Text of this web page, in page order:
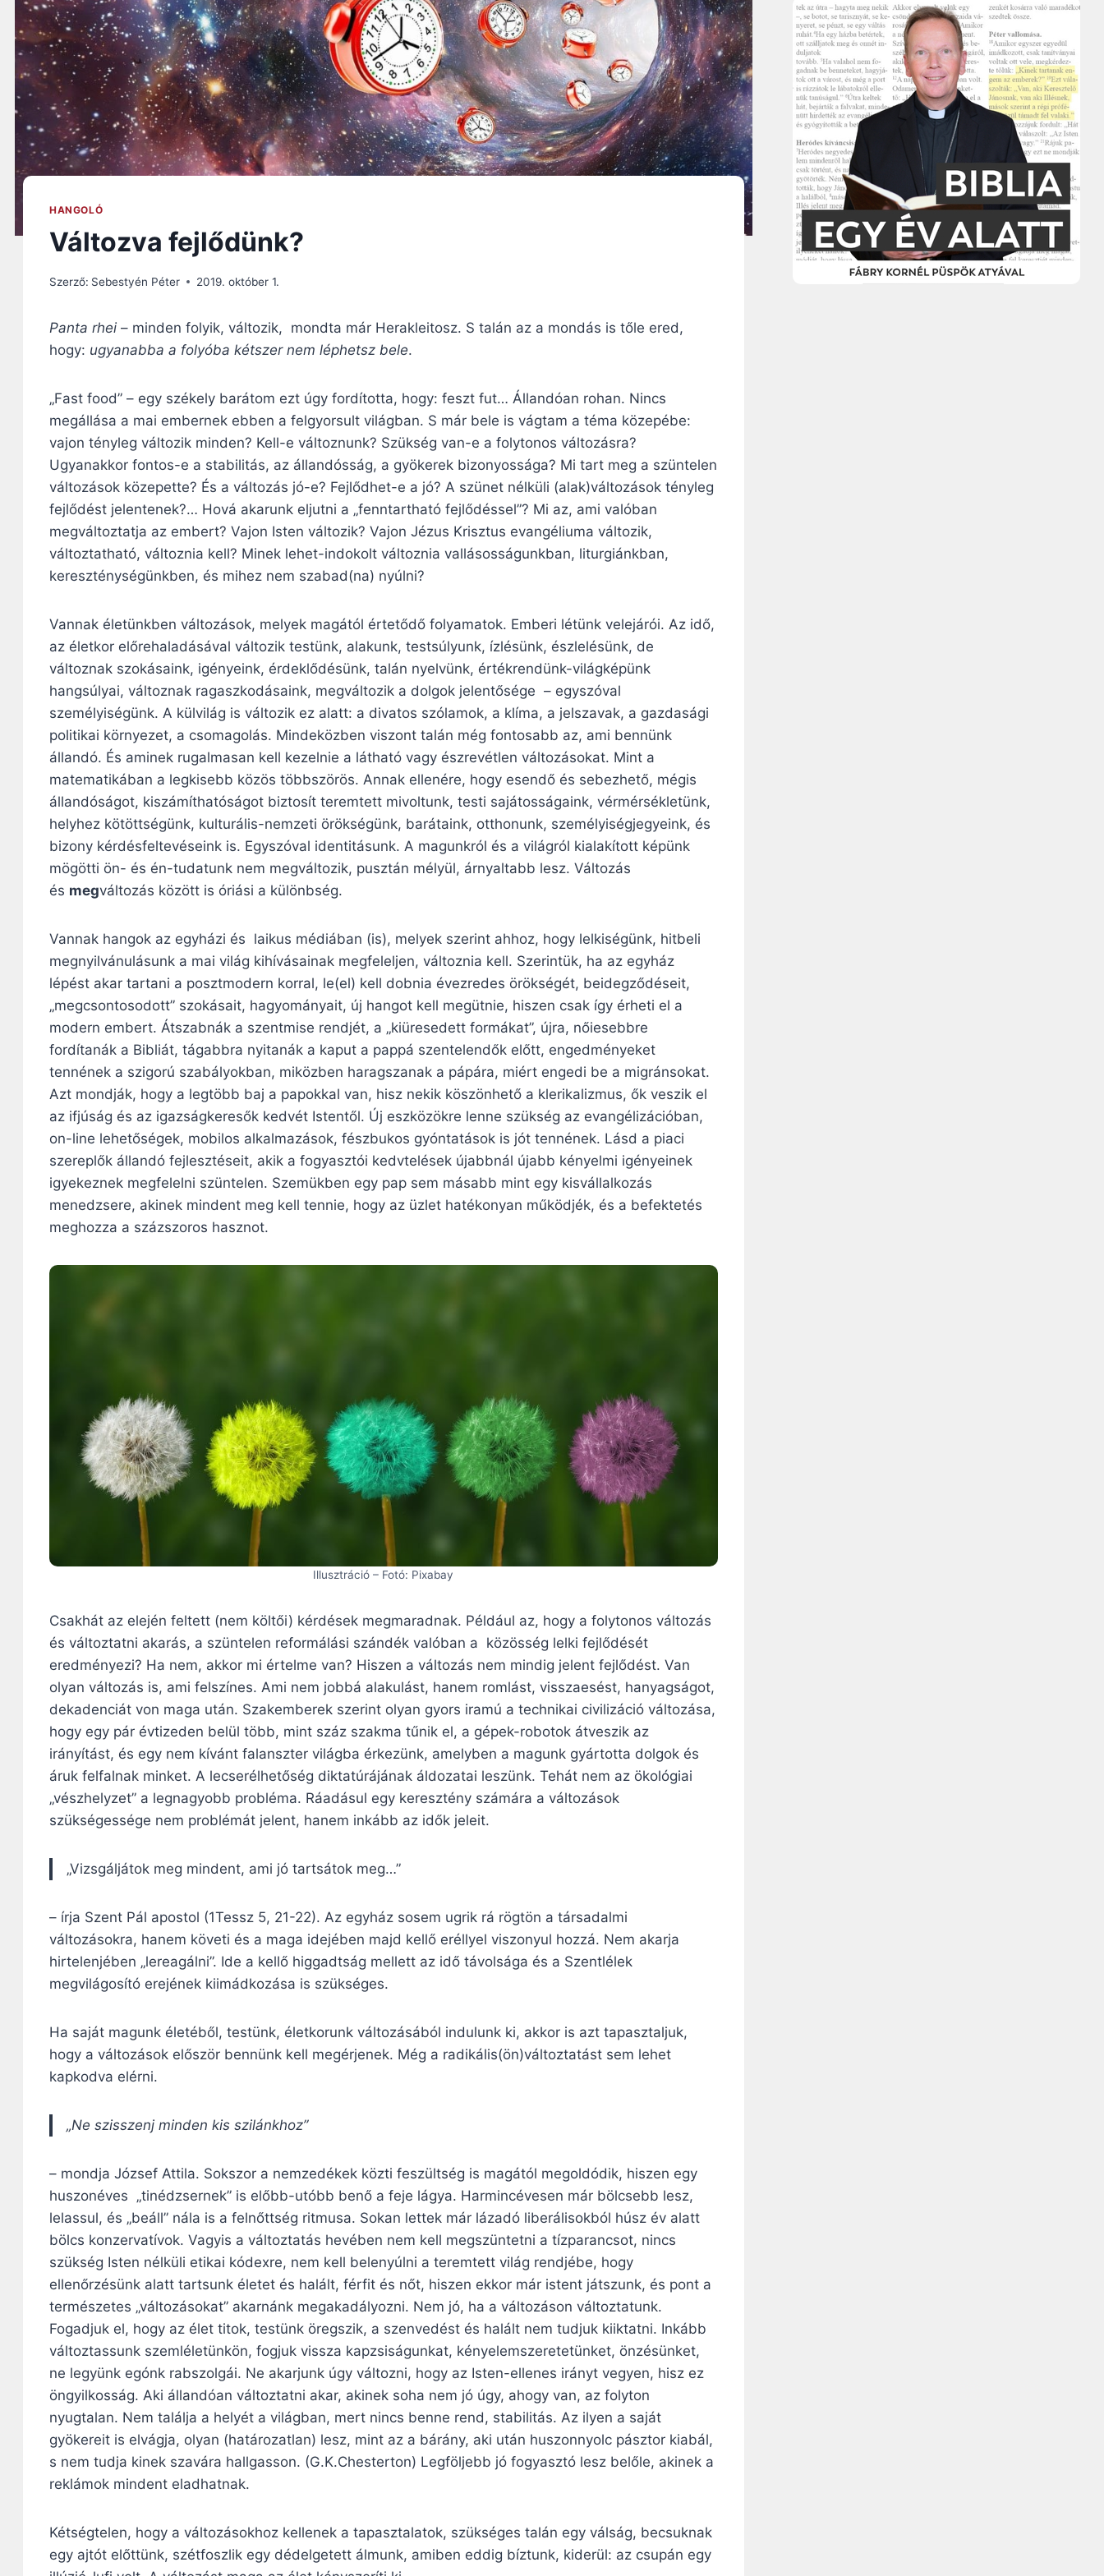
HANGOLÓ
Változva fejlődünk?
Szerző: Sebestyén Péter 2019. október 1.
Panta rhei – minden folyik, változik, mondta már Herakleitosz. S talán az a mondás is tőle ered,
hogy: ugyanabba a folyóba kétszer nem léphetsz bele.
„Fast food” – egy székely barátom ezt úgy fordította, hogy: feszt fut… Állandóan rohan. Nincs
megállása a mai embernek ebben a felgyorsult világban. S már bele is vágtam a téma közepébe:
vajon tényleg változik minden? Kell-e változnunk? Szükség van-e a folytonos változásra?
Ugyanakkor fontos-e a stabilitás, az állandósság, a gyökerek bizonyossága? Mi tart meg a szüntelen
változások közepette? És a változás jó-e? Fejlődhet-e a jó? A szünet nélküli (alak)változások tényleg
fejlődést jelentenek?… Hová akarunk eljutni a „fenntartható fejlődéssel”? Mi az, ami valóban
megváltoztatja az embert? Vajon Isten változik? Vajon Jézus Krisztus evangéliuma változik,
változtatható, változnia kell? Minek lehet-indokolt változnia vallásosságunkban, liturgiánkban,
kereszténységünkben, és mihez nem szabad(na) nyúlni?
Vannak életünkben változások, melyek magától értetődő folyamatok. Emberi létünk velejárói. Az idő,
az életkor előrehaladásával változik testünk, alakunk, testsúlyunk, ízlésünk, észlelésünk, de
változnak szokásaink, igényeink, érdeklődésünk, talán nyelvünk, értékrendünk-világképünk
hangsúlyai, változnak ragaszkodásaink, megváltozik a dolgok jelentősége – egyszóval
személyiségünk. A külvilág is változik ez alatt: a divatos szólamok, a klíma, a jelszavak, a gazdasági
politikai környezet, a csomagolás. Mindeközben viszont talán még fontosabb az, ami bennünk
állandó. És aminek rugalmasan kell kezelnie a látható vagy észrevétlen változásokat. Mint a
matematikában a legkisebb közös többszörös. Annak ellenére, hogy esendő és sebezhető, mégis
állandóságot, kiszámíthatóságot biztosít teremtett mivoltunk, testi sajátosságaink, vérmérsékletünk,
helyhez kötöttségünk, kulturális-nemzeti örökségünk, barátaink, otthonunk, személyiségjegyeink, és
bizony kérdésfeltevéseink is. Egyszóval identitásunk. A magunkról és a világról kialakított képünk
mögötti ön- és én-tudatunk nem megváltozik, pusztán mélyül, árnyaltabb lesz. Változás
és megváltozás között is óriási a különbség.
Vannak hangok az egyházi és laikus médiában (is), melyek szerint ahhoz, hogy lelkiségünk, hitbeli
megnyilvánulásunk a mai világ kihívásainak megfeleljen, változnia kell. Szerintük, ha az egyház
lépést akar tartani a posztmodern korral, le(el) kell dobnia évezredes örökségét, beidegződéseit,
„megcsontosodott” szokásait, hagyományait, új hangot kell megütnie, hiszen csak így érheti el a
modern embert. Átszabnák a szentmise rendjét, a „kiüresedett formákat”, újra, nőiesebbre
fordítanák a Bibliát, tágabbra nyitanák a kaput a pappá szentelendők előtt, engedményeket
tennének a szigorú szabályokban, miközben haragszanak a pápára, miért engedi be a migránsokat.
Azt mondják, hogy a legtöbb baj a papokkal van, hisz nekik köszönhető a klerikalizmus, ők veszik el
az ifjúság és az igazságkeresők kedvét Istentől. Új eszközökre lenne szükség az evangélizációban,
on-line lehetőségek, mobilos alkalmazások, fészbukos gyóntatások is jót tennének. Lásd a piaci
szereplők állandó fejlesztéseit, akik a fogyasztói kedvtelések újabbnál újabb kényelmi igényeinek
igyekeznek megfelelni szüntelen. Szemükben egy pap sem másabb mint egy kisvállalkozás
menedzsere, akinek mindent meg kell tennie, hogy az üzlet hatékonyan működjék, és a befektetés
meghozza a százszoros hasznot.
Illusztráció – Fotó: Pixabay
Csakhát az elején feltett (nem költői) kérdések megmaradnak. Például az, hogy a folytonos változás
és változtatni akarás, a szüntelen reformálási szándék valóban a közösség lelki fejlődését
eredményezi? Ha nem, akkor mi értelme van? Hiszen a változás nem mindig jelent fejlődést. Van
olyan változás is, ami felszínes. Ami nem jobbá alakulást, hanem romlást, visszaesést, hanyagságot,
dekadenciát von maga után. Szakemberek szerint olyan gyors iramú a technikai civilizáció változása,
hogy egy pár évtizeden belül több, mint száz szakma tűnik el, a gépek-robotok átveszik az
irányítást, és egy nem kívánt falanszter világba érkezünk, amelyben a magunk gyártotta dolgok és
áruk felfalnak minket. A lecserélhetőség diktatúrájának áldozatai leszünk. Tehát nem az ökológiai
„vészhelyzet” a legnagyobb probléma. Ráadásul egy keresztény számára a változások
szükségessége nem problémát jelent, hanem inkább az idők jeleit.
„Vizsgáljátok meg mindent, ami jó tartsátok meg…”
– írja Szent Pál apostol (1Tessz 5, 21-22). Az egyház sosem ugrik rá rögtön a társadalmi
változásokra, hanem követi és a maga idejében majd kellő eréllyel viszonyul hozzá. Nem akarja
hirtelenjében „lereagálni”. Ide a kellő higgadtság mellett az idő távolsága és a Szentlélek
megvilágosító erejének kiimádkozása is szükséges.
Ha saját magunk életéből, testünk, életkorunk változásából indulunk ki, akkor is azt tapasztaljuk,
hogy a változások először bennünk kell megérjenek. Még a radikális(ön)változtatást sem lehet
kapkodva elérni.
„Ne szisszenj minden kis szilánkhoz”
– mondja József Attila. Sokszor a nemzedékek közti feszültség is magától megoldódik, hiszen egy
huszonéves „tinédzsernek” is előbb-utóbb benő a feje lágya. Harmincévesen már bölcsebb lesz,
lelassul, és „beáll” nála is a felnőttség ritmusa. Sokan lettek már lázadó liberálisokból húsz év alatt
bölcs konzervatívok. Vagyis a változtatás hevében nem kell megszüntetni a tízparancsot, nincs
szükség Isten nélküli etikai kódexre, nem kell belenyúlni a teremtett világ rendjébe, hogy
ellenőrzésünk alatt tartsunk életet és halált, férfit és nőt, hiszen ekkor már istent játszunk, és pont a
természetes „változásokat” akarnánk megakadályozni. Nem jó, ha a változáson változtatunk.
Fogadjuk el, hogy az élet titok, testünk öregszik, a szenvedést és halált nem tudjuk kiiktatni. Inkább
változtassunk szemléletünkön, fogjuk vissza kapzsiságunkat, kényelemszeretetünket, önzésünket,
ne legyünk egónk rabszolgái. Ne akarjunk úgy változni, hogy az Isten-ellenes irányt vegyen, hisz ez
öngyilkosság. Aki állandóan változtatni akar, akinek soha nem jó úgy, ahogy van, az folyton
nyugtalan. Nem találja a helyét a világban, mert nincs benne rend, stabilitás. Az ilyen a saját
gyökereit is elvágja, olyan (határozatlan) lesz, mint az a bárány, aki után huszonnyolc pásztor kiabál,
s nem tudja kinek szavára hallgasson. (G.K.Chesterton) Legföljebb jó fogyasztó lesz belőle, akinek a
reklámok mindent eladhatnak.
Kétségtelen, hogy a változásokhoz kellenek a tapasztalatok, szükséges talán egy válság, becsuknak
egy ajtót előttünk, szétfoszlik egy dédelgetett álmunk, amiben eddig bíztunk, kiderül: az csupán egy